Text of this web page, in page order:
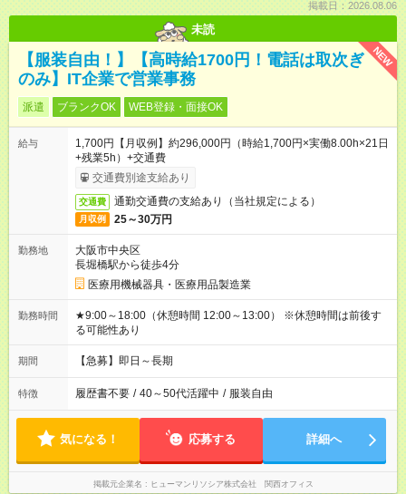
掲載日：2026.08.06
未読
NEW
【服装自由！】【高時給1700円！電話は取次ぎ
のみ】IT企業で営業事務
派遣 ブランクOK WEB登録・面接OK
給与
1,700円【月収例】約296,000円（時給1,700円×実働8.00h×21日
+残業5h）+交通費
交通費別途支給あり
交通費 通勤交通費の支給あり（当社規定による）
月収例 25～30万円
勤務地
大阪市中央区
長堀橋駅から徒歩4分
医療用機械器具・医療用品製造業
勤務時間
★9:00～18:00（休憩時間 12:00～13:00） ※休憩時間は前後す
る可能性あり
期間 【急募】即日～長期
特徴 履歴書不要 / 40～50代活躍中 / 服装自由
気になる！ 応募する 詳細へ
掲載元企業名 ヒューマンリソシア株式会社 関西オフィス